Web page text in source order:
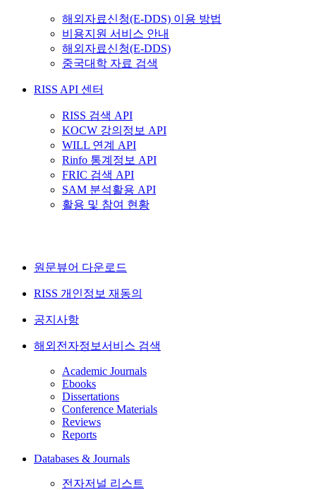
해외자료신청(E-DDS) 이용 방법
비용지원 서비스 안내
해외자료신청(E-DDS)
중국대학 자료 검색
RISS API 센터
RISS 검색 API
KOCW 강의정보 API
WILL 연계 API
Rinfo 통계정보 API
FRIC 검색 API
SAM 분석활용 API
활용 및 참여 현황
원문뷰어 다운로드
RISS 개인정보 재동의
공지사항
해외전자정보서비스 검색
Academic Journals
Ebooks
Dissertations
Conference Materials
Reviews
Reports
Databases & Journals
전자저널 리스트